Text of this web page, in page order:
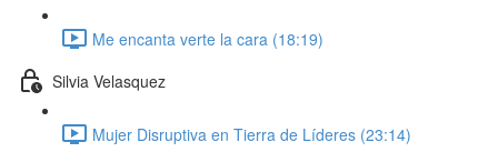
Me encanta verte la cara (18:19)
Silvia Velasquez
Mujer Disruptiva en Tierra de Líderes (23:14)